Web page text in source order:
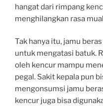
hangat dari rimpang
menghilangkan rasa
Tak hanya itu, jamu
untuk mengatasi batuk.
oleh kencur mampu
pegal. Sakit kepala pun
mengonsumsi jamu
kencur juga bisa